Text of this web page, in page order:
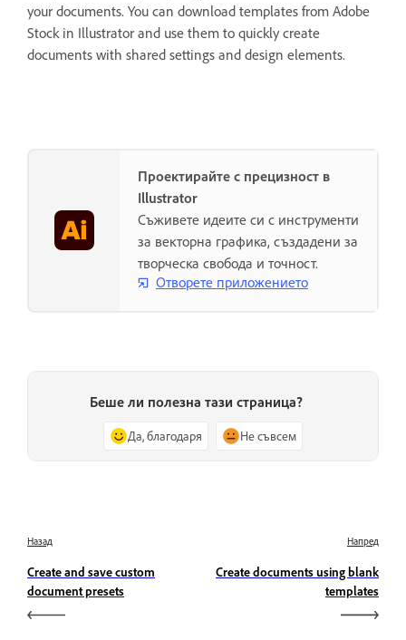
your documents. You can download templates from Adobe
Stock in Illustrator and use them to quickly create
documents with shared settings and design elements.
Проектирайте с прецизност в
Illustrator
Съживете идеите си с инструменти
за векторна графика, създадени за
творческа свобода и точност.
Отворете приложението
Беше ли полезна тази страница?
Да, благодаря Не съвсем
Назад
Create and save custom
document presets
Напред
Create documents using blank
templates